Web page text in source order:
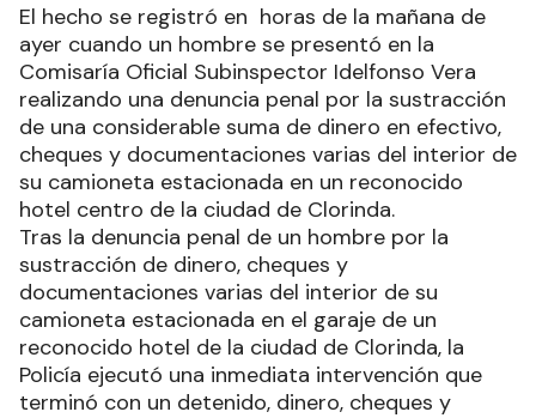
El hecho se registró en horas de la mañana de
ayer cuando un hombre se presentó en la
Comisaría Oficial Subinspector Idelfonso Vera
realizando una denuncia penal por la sustracción
de una considerable suma de dinero en efectivo,
cheques y documentaciones varias del interior de
su camioneta estacionada en un reconocido
hotel centro de la ciudad de Clorinda.
Tras la denuncia penal de un hombre por la
sustracción de dinero, cheques y
documentaciones varias del interior de su
camioneta estacionada en el garaje de un
reconocido hotel de la ciudad de Clorinda, la
Policía ejecutó una inmediata intervención que
terminó con un detenido, dinero, cheques y